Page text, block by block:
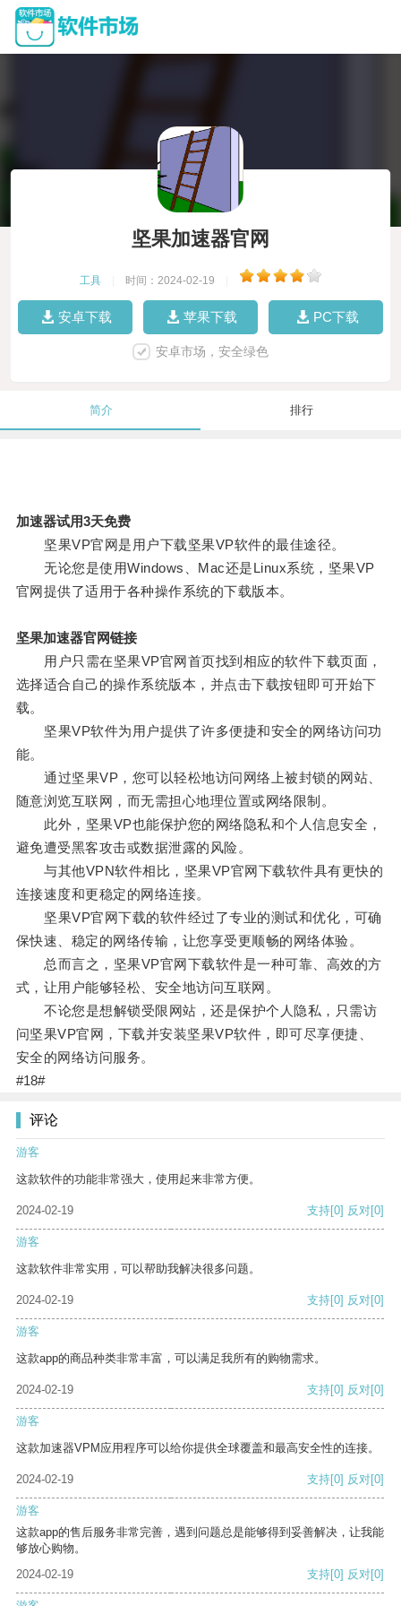
坚果加速器官网
工具 时间：2024-02-19
安卓下载 苹果下载 PC下载
安卓市场，安全绿色
简介 排行
加速器试用3天免费
坚果VP官网是用户下载坚果VP软件的最佳途径。
无论您是使用Windows、Mac还是Linux系统，坚果VP
官网提供了适用于各种操作系统的下载版本。
坚果加速器官网链接
用户只需在坚果VP官网首页找到相应的软件下载页面，
选择适合自己的操作系统版本，并点击下载按钮即可开始下
载。
坚果VP软件为用户提供了许多便捷和安全的网络访问功
能。
通过坚果VP，您可以轻松地访问网络上被封锁的网站、
随意浏览互联网，而无需担心地理位置或网络限制。
此外，坚果VP也能保护您的网络隐私和个人信息安全，
避免遭受黑客攻击或数据泄露的风险。
与其他VPN软件相比，坚果VP官网下载软件具有更快的
连接速度和更稳定的网络连接。
坚果VP官网下载的软件经过了专业的测试和优化，可确
保快速、稳定的网络传输，让您享受更顺畅的网络体验。
总而言之，坚果VP官网下载软件是一种可靠、高效的方
式，让用户能够轻松、安全地访问互联网。
不论您是想解锁受限网站，还是保护个人隐私，只需访
问坚果VP官网，下载并安装坚果VP软件，即可尽享便捷、
安全的网络访问服务。
#18#
评论
游客
这款软件的功能非常强大，使用起来非常方便。
2024-02-19 支持[0] 反对[0]
游客
这款软件非常实用，可以帮助我解决很多问题。
2024-02-19 支持[0] 反对[0]
游客
这款app的商品种类非常丰富，可以满足我所有的购物需求。
2024-02-19 支持[0] 反对[0]
游客
这款加速器VPM应用程序可以给你提供全球覆盖和最高安全性的连接。
2024-02-19 支持[0] 反对[0]
游客
这款app的售后服务非常完善，遇到问题总是能够得到妥善解决，让我能
够放心购物。
2024-02-19
支持[0] 反对[0]